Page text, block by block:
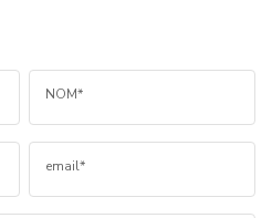
NOM*
email*